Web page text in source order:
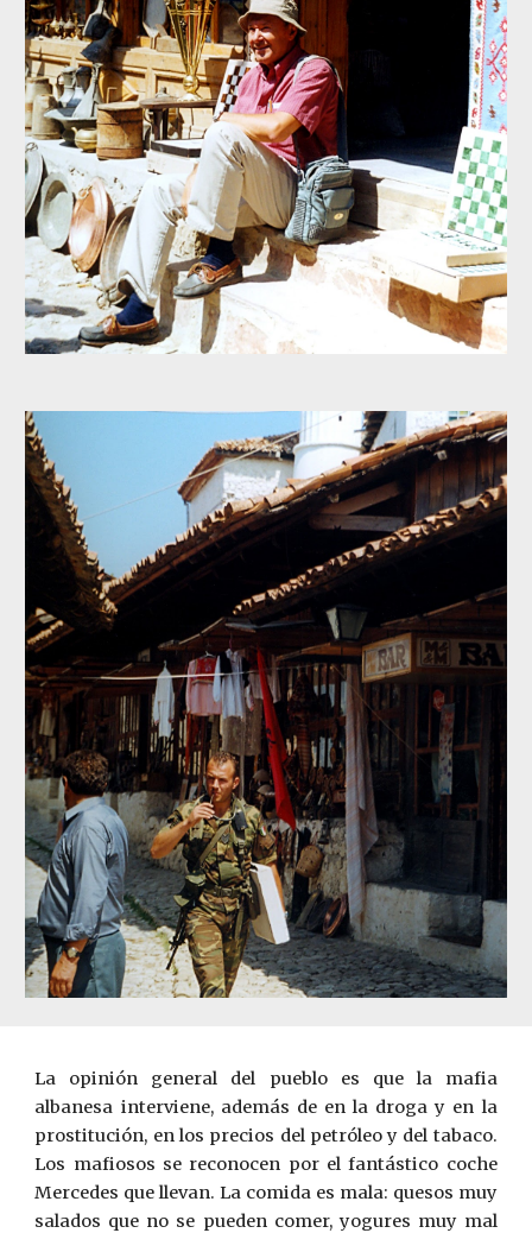
La opinión general del pueblo es que la mafia
albanesa interviene, además de en la droga y en la
prostitución, en los precios del petróleo y del tabaco.
Los mafiosos se reconocen por el fantástico coche
Mercedes que llevan. La comida es mala: quesos muy
salados que no se pueden comer, yogures muy mal